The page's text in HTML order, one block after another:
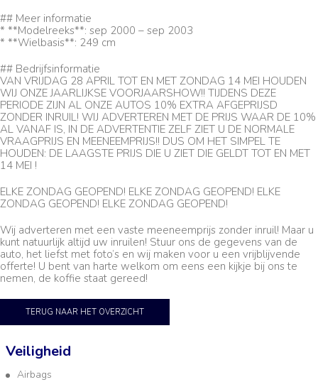
## Meer informatie
* **Modelreeks**: sep 2000 – sep 2003
* **Wielbasis**: 249 cm
## Bedrijfsinformatie
VAN VRIJDAG 28 APRIL TOT EN MET ZONDAG 14 MEI HOUDEN
WIJ ONZE JAARLIJKSE VOORJAARSHOW!! TIJDENS DEZE
PERIODE ZIJN AL ONZE AUTOS 10% EXTRA AFGEPRIJSD
ZONDER INRUIL! WIJ ADVERTEREN MET DE PRIJS WAAR DE 10%
AL VANAF IS, IN DE ADVERTENTIE ZELF ZIET U DE NORMALE
VRAAGPRIJS EN MEENEEMPRIJS!! DUS OM HET SIMPEL TE
HOUDEN: DE LAAGSTE PRIJS DIE U ZIET DIE GELDT TOT EN MET
14 MEI !
ELKE ZONDAG GEOPEND! ELKE ZONDAG GEOPEND! ELKE
ZONDAG GEOPEND! ELKE ZONDAG GEOPEND!
Wij adverteren met een vaste meeneemprijs zonder inruil! Maar u
kunt natuurlijk altijd uw inruilen! Stuur ons de gegevens van de
auto, het liefst met foto’s en wij maken voor u een vrijblijvende
offerte! U bent van harte welkom om eens een kijkje bij ons te
nemen, de koffie staat gereed!
TERUG NAAR HET OVERZICHT
Veiligheid
Airbags